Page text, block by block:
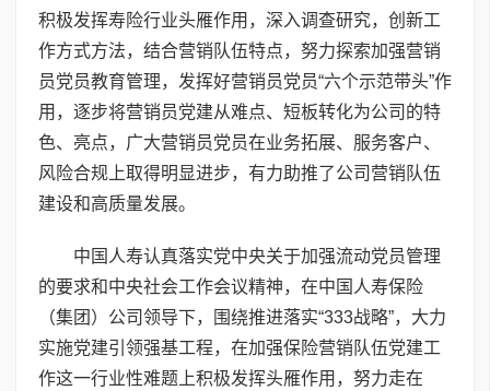
积极发挥寿险行业头雁作用，深入调查研究，创新工
作方式方法，结合营销队伍特点，努力探索加强营销
员党员教育管理，发挥好营销员党员“六个示范带头”作
用，逐步将营销员党建从难点、短板转化为公司的特
色、亮点，广大营销员党员在业务拓展、服务客户、
风险合规上取得明显进步，有力助推了公司营销队伍
建设和高质量发展。
中国人寿认真落实党中央关于加强流动党员管理
的要求和中央社会工作会议精神，在中国人寿保险
（集团）公司领导下，围绕推进落实“333战略”，大力
实施党建引领强基工程，在加强保险营销队伍党建工
作这一行业性难题上积极发挥头雁作用，努力走在